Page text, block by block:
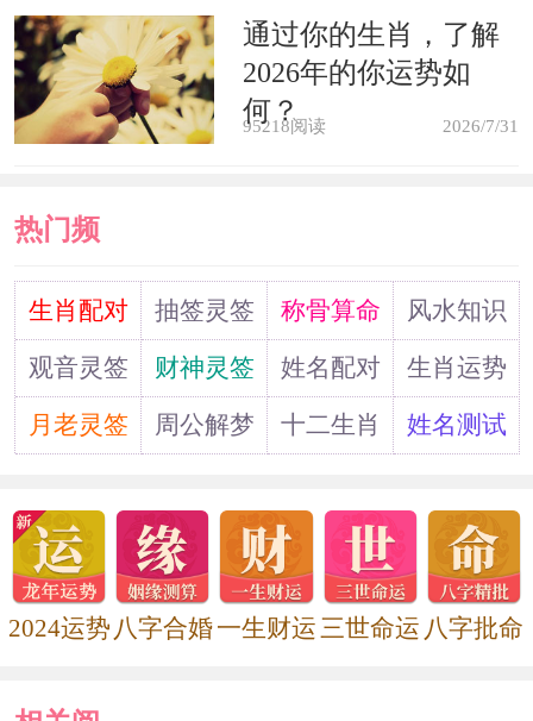
通过你的生肖，了解
2026年的你运势如
何？
95218阅读 2026/7/31
热门频
道生肖配对 抽签灵签 称骨算命
风水知识
观音灵签
财神灵签 姓名配对
生肖运势
月老灵签
周公解梦 十二生肖 姓名测试
2024运势 八字合婚一生财运三世命运 八字批命